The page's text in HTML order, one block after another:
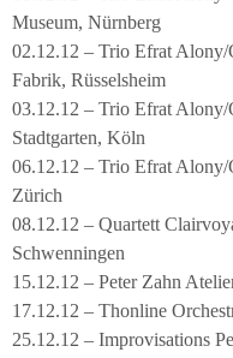
Museum, Nürnberg
02.12.12 – Trio Efrat
Fabrik, Rüsselsheim
03.12.12 – Trio Efrat
Stadtgarten, Köln
06.12.12 – Trio Efrat
Zürich
08.12.12 – Quartett
Schwenningen
15.12.12 – Peter Zahn
17.12.12 – Thonline
25.12.12 – Improvisations